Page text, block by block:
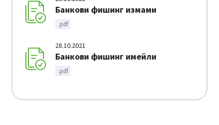
Банкови фишинг измами
.pdf
28.10.2021
Банкови фишинг имейли
.pdf